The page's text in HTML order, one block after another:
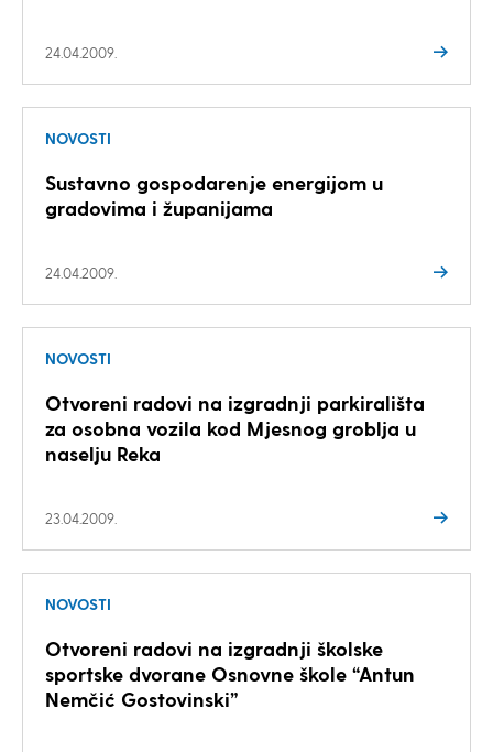
24.04.2009.
NOVOSTI
Sustavno gospodarenje energijom u
gradovima i županijama
24.04.2009.
NOVOSTI
Otvoreni radovi na izgradnji parkirališta
za osobna vozila kod Mjesnog groblja u
naselju Reka
23.04.2009.
NOVOSTI
Otvoreni radovi na izgradnji školske
sportske dvorane Osnovne škole “Antun
Nemčić Gostovinski”